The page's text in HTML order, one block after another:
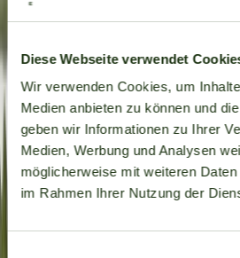
Diese Webseite verwendet
Wir verwenden Cookies, um
Medien anbieten zu können und
geben wir Informationen zu Ihrer
Medien, Werbung und Analysen
möglicherweise mit weiteren
im Rahmen Ihrer Nutzung der